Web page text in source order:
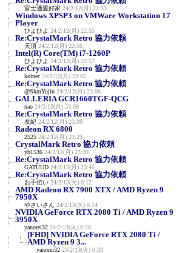
富士通愛好家 24/2/12(月) 22:53
Windows XPSP3 on VMWare Workstation 17
Player
ひよひよ 24/2/12(月) 22:55
Re:CrystalMark Retro 協力依頼
天頂 24/2/12(月) 22:56
Intel(R) Core(TM) i7-1260P
ひよひよ 24/2/12(月) 22:57
Re:CrystalMark Retro 協力依頼
koinec 24/2/12(月) 23:05
Re:CrystalMark Retro 協力依頼
@SkmYujin 24/2/12(月) 23:06
GALLERIA GCR1660TGF-QCG
nao 24/2/12(月) 23:08
Re:CrystalMark Retro 協力依頼
友紀 24/2/12(月) 23:09
Radeon RX 6800
2525 24/2/12(月) 23:29
CrystalMark Retro 協力依頼
yb1536 24/2/12(月) 23:39
Re:CrystalMark Retro 協力依頼
GATUUD 24/2/12(月) 23:45
Re:CrystalMark Retro 協力依頼
お手伝い 24/2/13(火) 0:12
AMD Radeon RX 7900 XTX / AMD Ryzen 9
7950X
やさいさん 24/2/13(火) 0:14
NVIDIA GeForce RTX 2080 Ti / AMD Ryzen 9
3950X
yanorei32 24/2/13(火) 0:28
[FHD] NVIDIA GeForce RTX 2080 Ti /
AMD Ryzen 9 3...
yanorei32 24/2/13(火) 0:33